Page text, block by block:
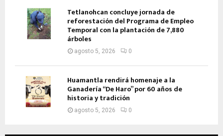
Tetlanohcan concluye jornada de
reforestación del Programa de Empleo
Temporal con la plantación de 7,880
árboles
agosto 5, 2026 0
Huamantla rendirá homenaje a la
Ganadería “De Haro” por 60 años de
historia y tradición
agosto 5, 2026 0